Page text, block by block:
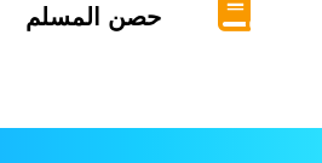
حصن المسلم